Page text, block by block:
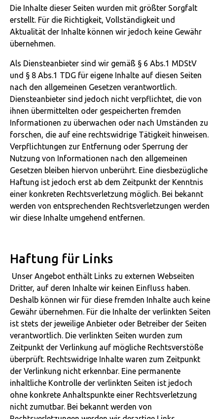
Die Inhalte dieser Seiten wurden mit größter Sorgfalt
erstellt. Für die Richtigkeit, Vollständigkeit und
Aktualität der Inhalte können wir jedoch keine Gewähr
übernehmen.
Als Diensteanbieter sind wir gemäß § 6 Abs.1 MDStV
und § 8 Abs.1 TDG für eigene Inhalte auf diesen Seiten
nach den allgemeinen Gesetzen verantwortlich.
Diensteanbieter sind jedoch nicht verpflichtet, die von
ihnen übermittelten oder gespeicherten fremden
Informationen zu überwachen oder nach Umständen zu
forschen, die auf eine rechtswidrige Tätigkeit hinweisen.
Verpflichtungen zur Entfernung oder Sperrung der
Nutzung von Informationen nach den allgemeinen
Gesetzen bleiben hiervon unberührt. Eine diesbezügliche
Haftung ist jedoch erst ab dem Zeitpunkt der Kenntnis
einer konkreten Rechtsverletzung möglich. Bei bekannt
werden von entsprechenden Rechtsverletzungen werden
wir diese Inhalte umgehend entfernen.
Haftung für Links
Unser Angebot enthält Links zu externen Webseiten
Dritter, auf deren Inhalte wir keinen Einfluss haben.
Deshalb können wir für diese fremden Inhalte auch keine
Gewähr übernehmen. Für die Inhalte der verlinkten Seiten
ist stets der jeweilige Anbieter oder Betreiber der Seiten
verantwortlich. Die verlinkten Seiten wurden zum
Zeitpunkt der Verlinkung auf mögliche Rechtsverstöße
überprüft. Rechtswidrige Inhalte waren zum Zeitpunkt
der Verlinkung nicht erkennbar. Eine permanente
inhaltliche Kontrolle der verlinkten Seiten ist jedoch
ohne konkrete Anhaltspunkte einer Rechtsverletzung
nicht zumutbar. Bei bekannt werden von